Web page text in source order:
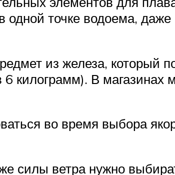
одной точке водоема,
из железа, который
килограмм). В магазинах
во время выбора
силы ветра нужно